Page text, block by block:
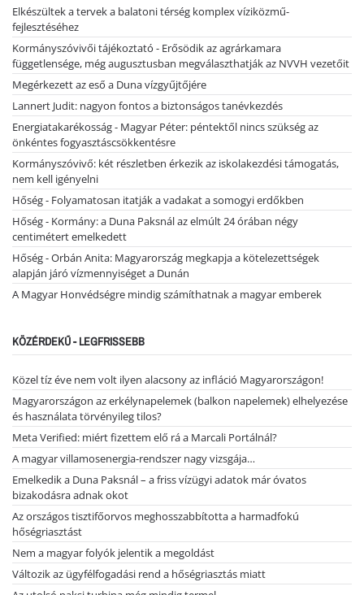
Elkészültek a tervek a balatoni térség komplex víziközmű-
fejlesztéséhez
Kormányszóvivői tájékoztató - Erősödik az agrárkamara
függetlensége, még augusztusban megválaszthatják az NVVH vezetőit
Megérkezett az eső a Duna vízgyűjtőjére
Lannert Judit: nagyon fontos a biztonságos tanévkezdés
Energiatakarékosság - Magyar Péter: péntektől nincs szükség az
önkéntes fogyasztáscsökkentésre
Kormányszóvivő: két részletben érkezik az iskolakezdési támogatás,
nem kell igényelni
Hőség - Folyamatosan itatják a vadakat a somogyi erdőkben
Hőség - Kormány: a Duna Paksnál az elmúlt 24 órában négy
centimétert emelkedett
Hőség - Orbán Anita: Magyarország megkapja a kötelezettségek
alapján járó vízmennyiséget a Dunán
A Magyar Honvédségre mindig számíthatnak a magyar emberek
KÖZÉRDEKŰ - LEGFRISSEBB
Közel tíz éve nem volt ilyen alacsony az infláció Magyarországon!
Magyarországon az erkélynapelemek (balkon napelemek) elhelyezése
és használata törvényileg tilos?
Meta Verified: miért fizettem elő rá a Marcali Portálnál?
A magyar villamosenergia-rendszer nagy vizsgája…
Emelkedik a Duna Paksnál – a friss vízügyi adatok már óvatos
bizakodásra adnak okot
Az országos tisztifőorvos meghosszabbította a harmadfokú
hőségriasztást
Nem a magyar folyók jelentik a megoldást
Változik az ügyfélfogadási rend a hőségriasztás miatt